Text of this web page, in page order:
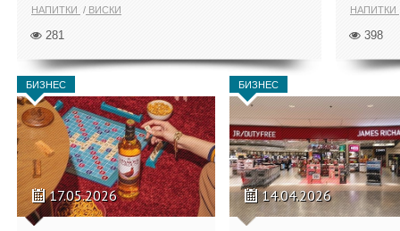
НАПИТКИ ВИСКИ
281
НАПИТКИ
398
БИЗНЕС
17.05.2026
БИЗНЕС
14.04.2026